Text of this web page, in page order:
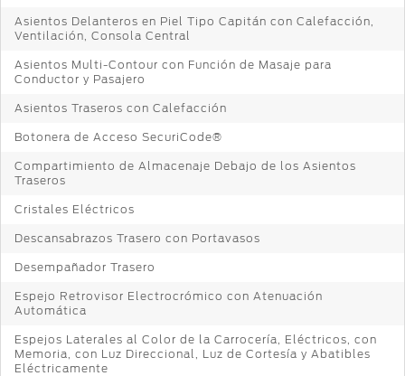
Asientos Delanteros en Piel Tipo Capitán con Calefacción,
Ventilación, Consola Central
Asientos Multi-Contour con Función de Masaje para
Conductor y Pasajero
Asientos Traseros con Calefacción
Botonera de Acceso SecuriCode®
Compartimiento de Almacenaje Debajo de los Asientos
Traseros
Cristales Eléctricos
Descansabrazos Trasero con Portavasos
Desempañador Trasero
Espejo Retrovisor Electrocrómico con Atenuación
Automática
Espejos Laterales al Color de la Carrocería, Eléctricos, con
Memoria, con Luz Direccional, Luz de Cortesía y Abatibles
Eléctricamente